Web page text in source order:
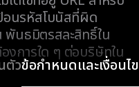
นรหัสโบนัสที่ผิด
พันธมิตรสละสิทธิ์ใน
งการใด ๆ ต่อบริษัทใน
ตัวข้อกำหนดและเงื่อนไข